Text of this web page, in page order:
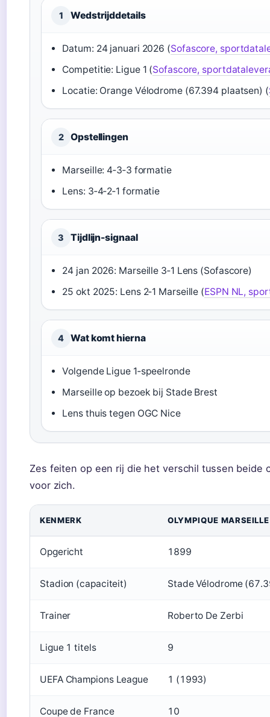
1 Wedstrijddetails
Datum: 24 januari 2026 (Sofascore,
Competitie: Ligue 1 (Sofascore,
Locatie: Orange Vélodrome (67.394 plaatsen) (
2 Opstellingen
Marseille: 4‑3‑3 formatie
Lens: 3‑4‑2‑1 formatie
3 Tijdlijn-signaal
24 jan 2026: Marseille 3‑1 Lens (Sofascore)
25 okt 2025: Lens 2‑1 Marseille (ESPN NL,
4 Wat komt hierna
Volgende Ligue 1‑speelronde
Marseille op bezoek bij Stade Brest
Lens thuis tegen OGC Nice
Zes feiten op een rij die het verschil tussen beide
voor zich.
KENMERK OLYMPIQUE MARSEILLE
Opgericht 1899
Stadion (capaciteit) Stade Vélodrome
Trainer Roberto De Zerbi
Ligue 1 titels 9
UEFA Champions League 1 (1993)
Coupe de France 10